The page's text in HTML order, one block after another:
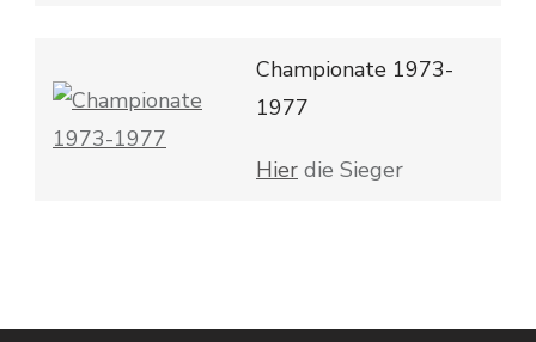
Championate 1973-
1977
Hier die Sieger